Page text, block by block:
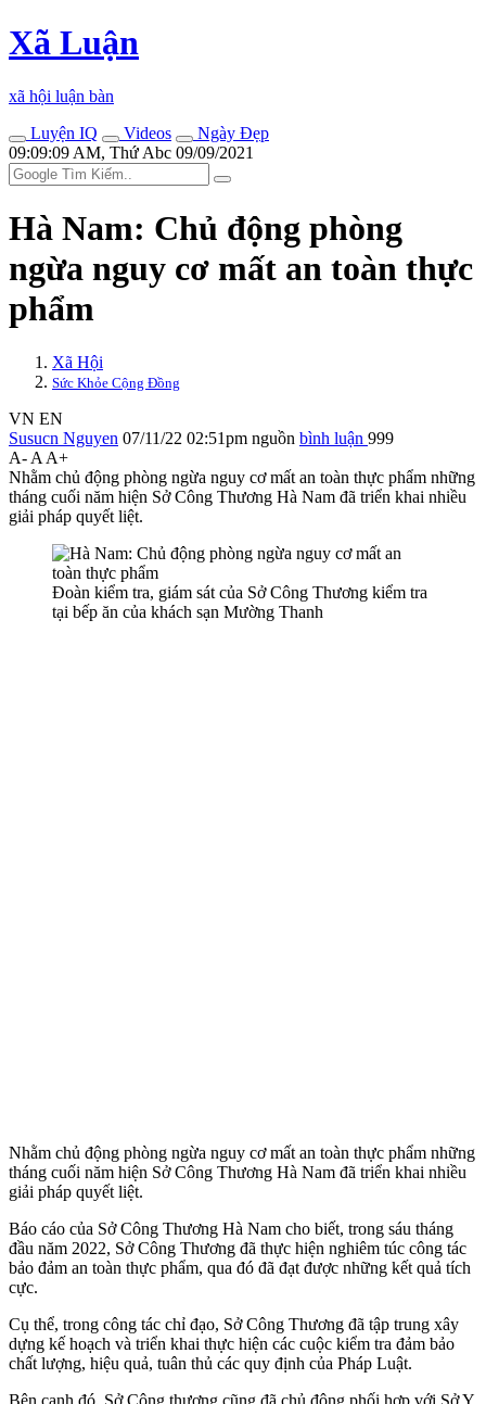
Xã Luận
xã hội luận bàn
Luyện IQ
Videos
Ngày Đẹp
09:09:09 AM, Thứ Abc 09/09/2021
Hà Nam: Chủ động phòng
ngừa nguy cơ mất an toàn thực
phẩm
Xã Hội
Sức Khỏe Cộng Đồng
VN EN
Susucn Nguyen 07/11/22 02:51pm nguồn bình luận 999
A- A A+
Nhằm chủ động phòng ngừa nguy cơ mất an toàn thực phẩm những
tháng cuối năm hiện Sở Công Thương Hà Nam đã triển khai nhiều
giải pháp quyết liệt.
Đoàn kiểm tra, giám sát của Sở Công Thương kiểm tra
tại bếp ăn của khách sạn Mường Thanh
Nhằm chủ động phòng ngừa nguy cơ mất an toàn thực phẩm những
tháng cuối năm hiện Sở Công Thương Hà Nam đã triển khai nhiều
giải pháp quyết liệt.
Báo cáo của Sở Công Thương Hà Nam cho biết, trong sáu tháng
đầu năm 2022, Sở Công Thương đã thực hiện nghiêm túc công tác
bảo đảm an toàn thực phẩm, qua đó đã đạt được những kết quả tích
cực.
Cụ thể, trong công tác chỉ đạo, Sở Công Thương đã tập trung xây
dựng kế hoạch và triển khai thực hiện các cuộc kiểm tra đảm bảo
chất lượng, hiệu quả, tuân thủ các quy định của Pháp Luật.
Bên cạnh đó, Sở Công thương cũng đã chủ động phối hợp với Sở Y